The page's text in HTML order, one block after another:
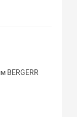
BERGERR